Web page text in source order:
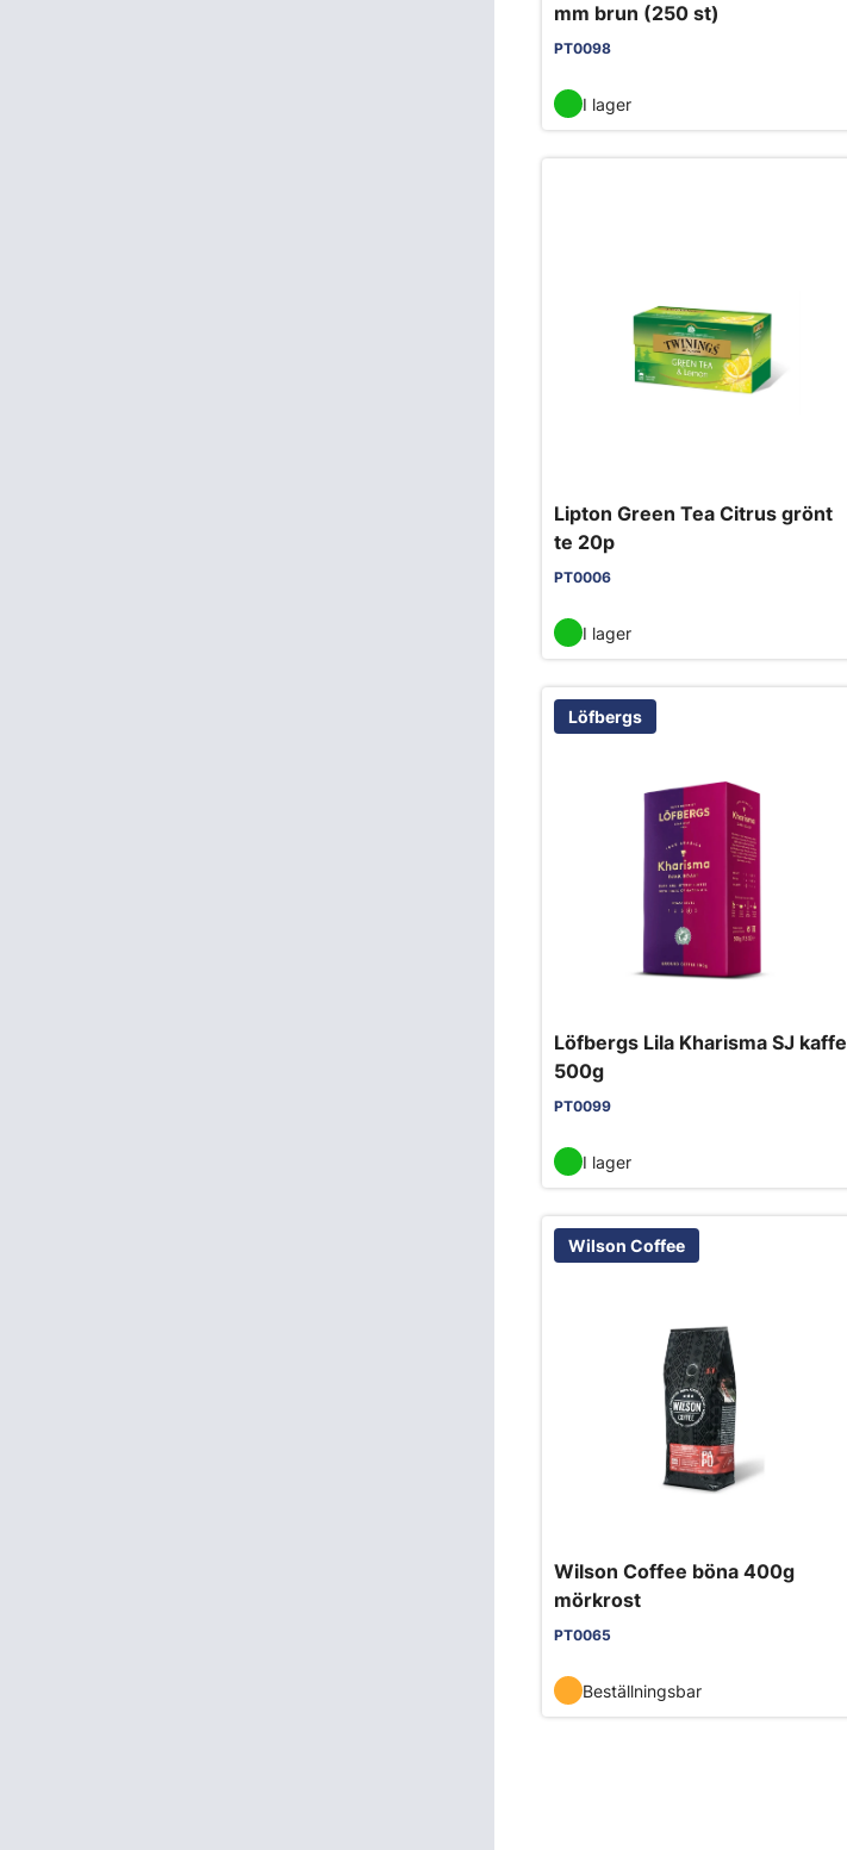
mm brun (250 st)
PT0098
I lager
Lipton Green Tea Citrus grönt
te 20p
PT0006
I lager
Löfbergs
Löfbergs Lila Kharisma SJ kaffe
500g
PT0099
I lager
Wilson Coffee
Wilson Coffee böna 400g
mörkrost
PT0065
Beställningsbar